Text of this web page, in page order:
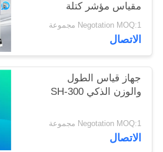
مقياس مؤشر كتلة
الجسم
Negotation MOQ:1 مجموعة
الاتصال
جهاز قياس الطول
والوزن الذكي SH-300
Negotation MOQ:1 مجموعة
الاتصال